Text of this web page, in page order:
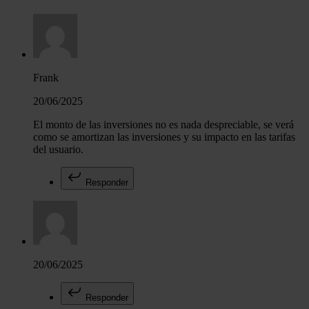
Frank
20/06/2025
El monto de las inversiones no es nada despreciable, se verá
como se amortizan las inversiones y su impacto en las tarifas
del usuario.
Responder
20/06/2025
Responder